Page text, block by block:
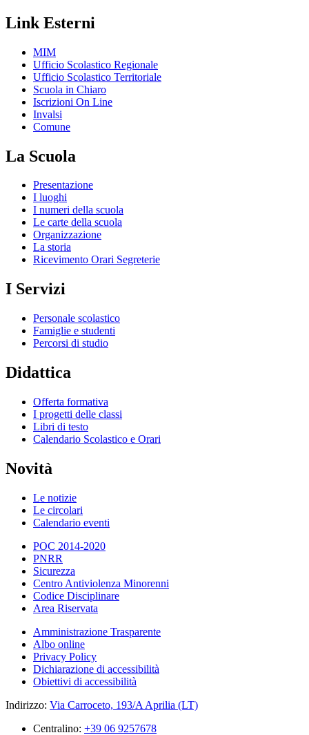
Link Esterni
MIM
Ufficio Scolastico Regionale
Ufficio Scolastico Territoriale
Scuola in Chiaro
Iscrizioni On Line
Invalsi
Comune
La Scuola
Presentazione
I luoghi
I numeri della scuola
Le carte della scuola
Organizzazione
La storia
Ricevimento Orari Segreterie
I Servizi
Personale scolastico
Famiglie e studenti
Percorsi di studio
Didattica
Offerta formativa
I progetti delle classi
Libri di testo
Calendario Scolastico e Orari
Novità
Le notizie
Le circolari
Calendario eventi
POC 2014-2020
PNRR
Sicurezza
Centro Antiviolenza Minorenni
Codice Disciplinare
Area Riservata
Amministrazione Trasparente
Albo online
Privacy Policy
Dichiarazione di accessibilità
Obiettivi di accessibilità
Indirizzo: Via Carroceto, 193/A Aprilia (LT)
Centralino: +39 06 9257678